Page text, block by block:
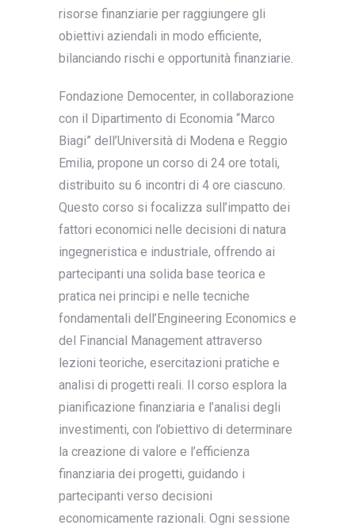
risorse finanziarie per raggiungere gli
obiettivi aziendali in modo efficiente,
bilanciando rischi e opportunità finanziarie.
Fondazione Democenter, in collaborazione
con il Dipartimento di Economia “Marco
Biagi” dell’Università di Modena e Reggio
Emilia, propone un corso di 24 ore totali,
distribuito su 6 incontri di 4 ore ciascuno.
Questo corso si focalizza sull’impatto dei
fattori economici nelle decisioni di natura
ingegneristica e industriale, offrendo ai
partecipanti una solida base teorica e
pratica nei principi e nelle tecniche
fondamentali dell’Engineering Economics e
del Financial Management attraverso
lezioni teoriche, esercitazioni pratiche e
analisi di progetti reali. Il corso esplora la
pianificazione finanziaria e l’analisi degli
investimenti, con l’obiettivo di determinare
la creazione di valore e l’efficienza
finanziaria dei progetti, guidando i
partecipanti verso decisioni
economicamente razionali. Ogni sessione